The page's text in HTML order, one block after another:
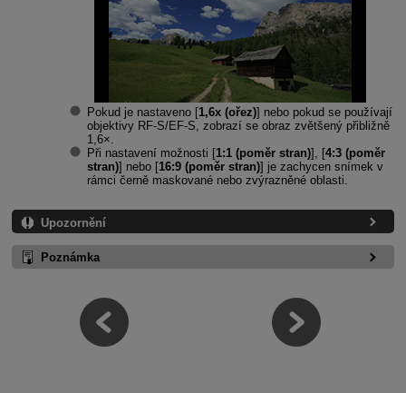
Pokud je nastaveno [1,6x (ořez)] nebo pokud se používají
objektivy RF-S/EF-S , zobrazí se obraz zvětšený přibližně
1,6×.
Při nastavení možnosti [1:1 (poměr stran)], [4:3 (poměr
stran)] nebo [16:9 (poměr stran)] je zachycen snímek v
rámci černě maskované nebo zvýrazněné oblasti.
Upozornění
Poznámka